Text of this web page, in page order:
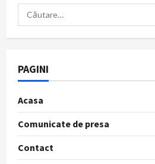
Caută
după:
PAGINI
Acasa
Comunicate de presa
Contact